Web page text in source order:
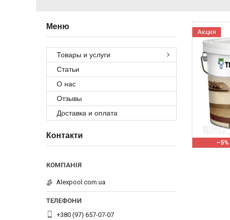
–5%
Акция
Товары и услуги
Статьи
О нас
Отзывы
Доставка и оплата
Контакти
Alexpool.com.ua
+380 (97) 657-07-07